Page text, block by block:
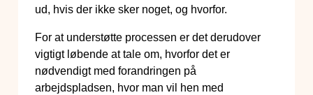
ud, hvis der ikke sker noget, og hvorfor.
For at understøtte processen er det derudover
vigtigt løbende at tale om, hvorfor det er
nødvendigt med forandringen på
arbejdspladsen, hvor man vil hen med